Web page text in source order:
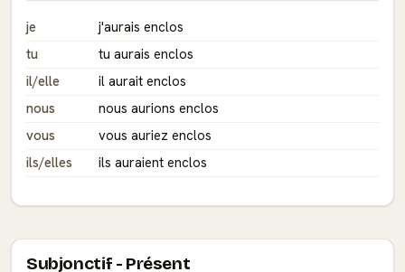
je
j'aurais enclos
tu
tu aurais enclos
il/elle
il aurait enclos
nous
nous aurions enclos
vous
vous auriez enclos
ils/elles
ils auraient enclos
Subjonctif - Présent